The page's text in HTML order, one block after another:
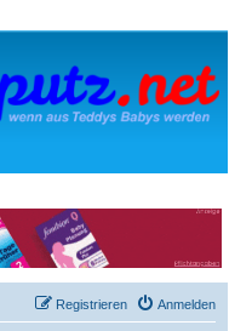
Anmelden
Registrieren